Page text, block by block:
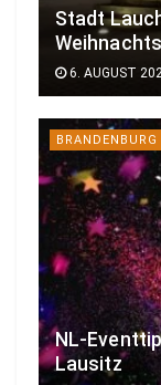
Stadt
6. AUGUST
BRANDENBURG
NL-
Lausitz